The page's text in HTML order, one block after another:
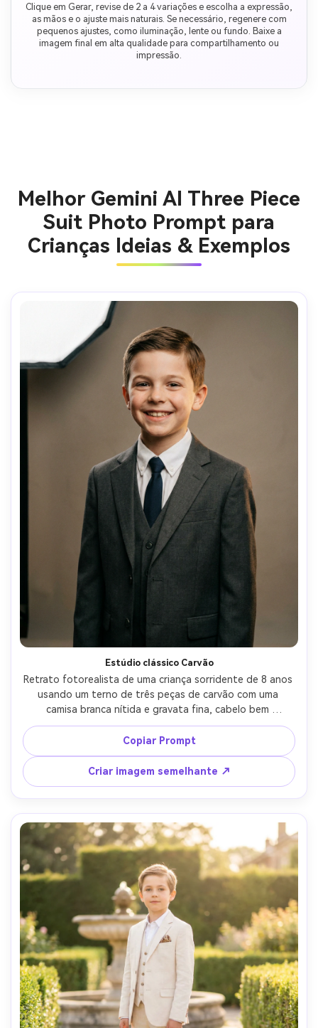
Clique em Gerar, revise de 2 a 4 variações e escolha a expressão,
as mãos e o ajuste mais naturais. Se necessário, regenere com
pequenos ajustes, como iluminação, lente ou fundo. Baixe a
imagem final em alta qualidade para compartilhamento ou
impressão.
Melhor Gemini AI Three Piece
Suit Photo Prompt para
Crianças Ideias & Exemplos
Estúdio clássico Carvão
Retrato fotorealista de uma criança sorridente de 8 anos
usando um terno de três peças de carvão com uma
camisa branca nítida e gravata fina, cabelo bem
penteado, pano de fundo de estúdio limpo em cinza
quente, luz de chave softbox com luz de borda suave,
tirado em Canon EOS R5, 85mm f/1.4, moldura de meio
corpo, profundidade de campo rasa, textura de pele
natural, retrato formal de crianças editoriais, foco nítido,
classificação de cores de filme sutil-AR 4:5
Copiar Prompt
Criar imagem semelhante ↗